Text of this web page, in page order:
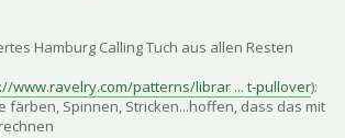
Hamburg Calling Tuch aus allen Resten
www.ravelry.com/patterns/librar ... t-pullover):
färben, Spinnen, Stricken...hoffen, dass das mit